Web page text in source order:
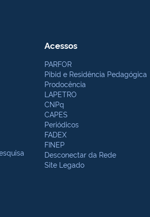
Acessos
PARFOR
Pibid e Residência Pedagógica
Prodocência
LAPETRO
CNPq
CAPES
Periódicos
FADEX
FINEP
Desconectar da Rede
Site Legado